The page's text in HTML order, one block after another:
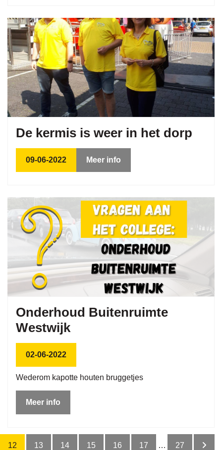
De kermis is weer in het dorp
09-06-2022 Meer info
Onderhoud Buitenruimte
Westwijk
02-06-2022
Wederom kapotte houten bruggetjes
Meer info
12 13 14 15 16 17 … 27